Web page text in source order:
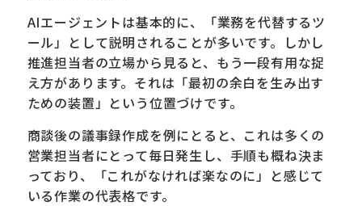
AIエージェントは基本的に、「業務を代替するツ
ール」として説明されることが多いです。しかし
推進担当者の立場から見ると、もう一段有用な捉
え方があります。それは「最初の余白を生み出す
ための装置」という位置づけです。
商談後の議事録作成を例にとると、これは多くの
営業担当者にとって毎日発生し、手順も概ね決ま
っており、「これがなければ楽なのに」と感じて
いる作業の代表格です。